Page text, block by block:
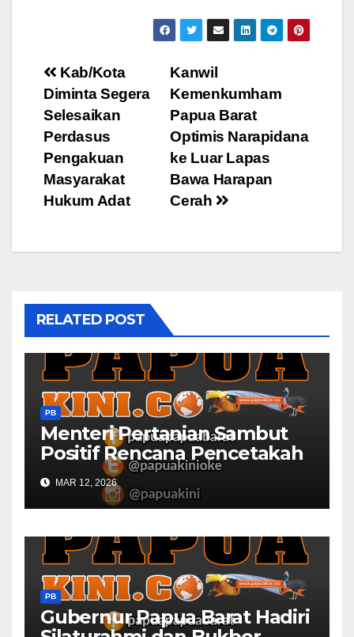
Post
navigation
Kanwil
Kemenkumham
Papua Barat
Optimis Narapidana
ke Luar Lapas
Bawa Harapan
Cerah
Kab/Kota
Diminta Segera
Selesaikan
Perdasus
Pengakuan
Masyarakat
Hukum Adat
RELATED POST
PB
Menteri Pertanian Sambut
Positif Rencana Pencetakah
Sawah dan Ladang di Papua
Barat
MAR 12, 2026
PB
Gubernur Papua Barat Hadiri